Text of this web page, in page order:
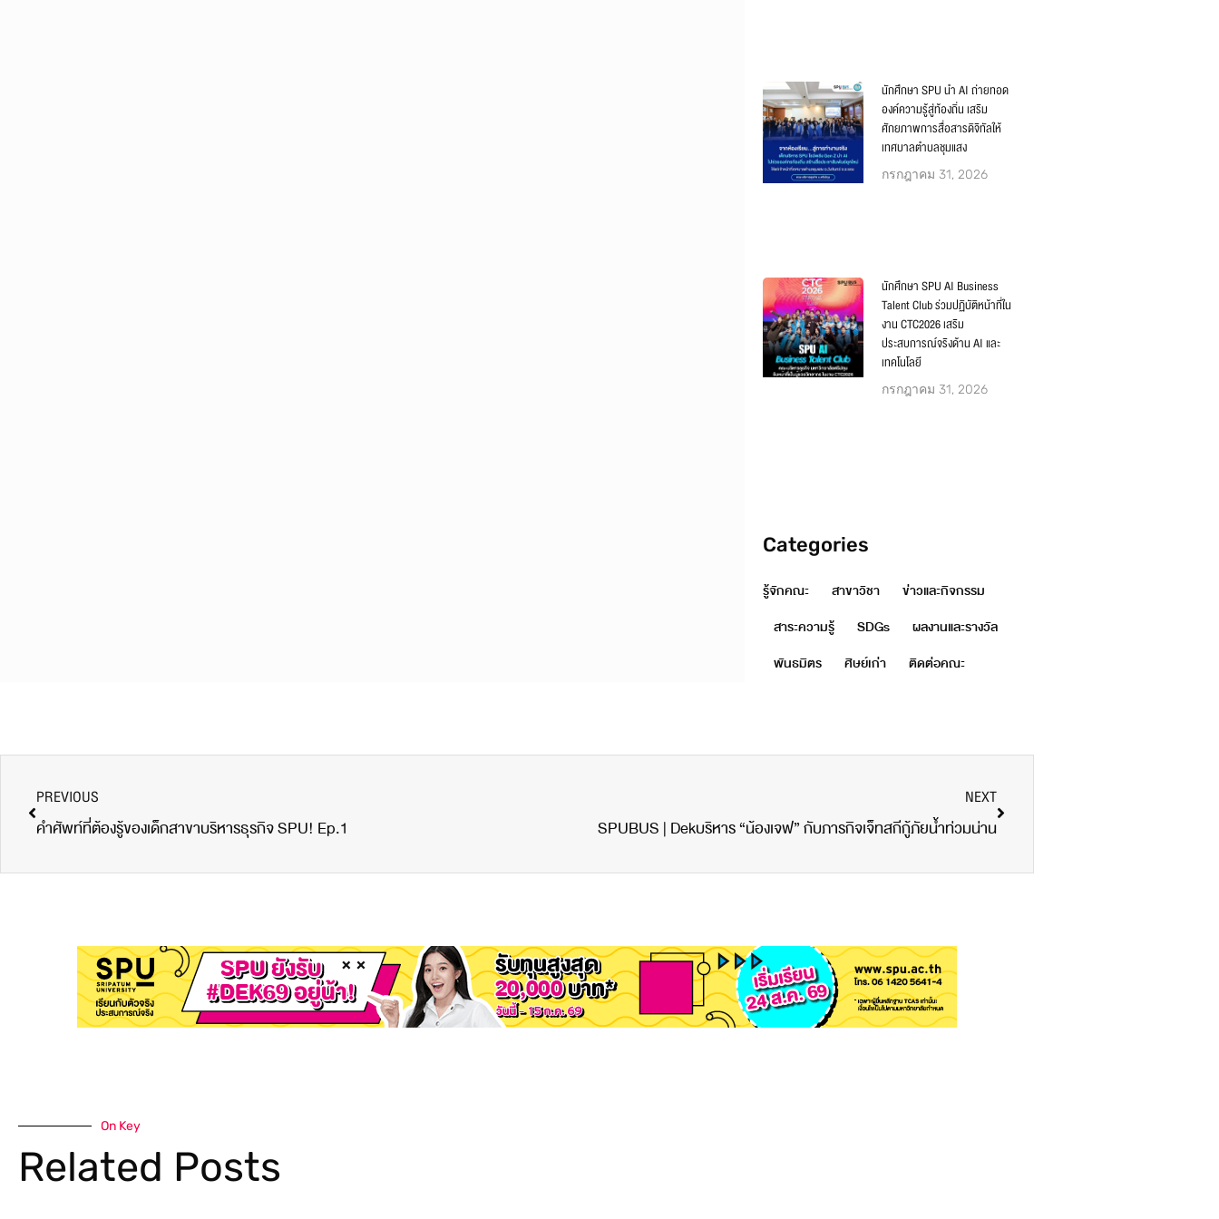
นักศึกษา SPU นำ AI ถ่ายทอด
องค์ความรู้สู่ท้องถิ่น เสริม
ศักยภาพการสื่อสารดิจิทัลให้
เทศบาลตำบลชุมแสง
กรกฎาคม 31, 2026
นักศึกษา SPU AI Business
Talent Club ร่วมปฏิบัติหน้าที่ใน
งาน CTC2026 เสริม
ประสบการณ์จริงด้าน AI และ
เทคโนโลยี
กรกฎาคม 31, 2026
Categories
รู้จักคณะ สาขาวิชา
ข่าวและกิจกรรม
สาระความรู้
SDGs
ผลงานและรางวัล
พันธมิตร
ศิษย์เก่า ติดต่อคณะ
PREVIOUS
คำศัพท์ที่ต้องรู้ของเด็กสาขาบริหารธุรกิจ SPU! Ep.1
NEXT
SPUBUS | Dekบริหาร “น้องเจฟ” กับภารกิจเจ็ทสกีกู้ภัยน้ำท่วมน่าน
On Key
Related Posts